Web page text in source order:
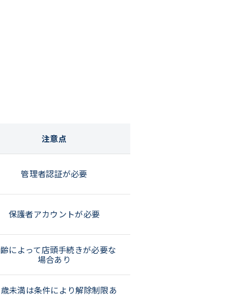
注意点
管理者認証が必要
保護者アカウントが必要
によって店頭手続きが必要な
場合あり
未満は条件により解除制限あ